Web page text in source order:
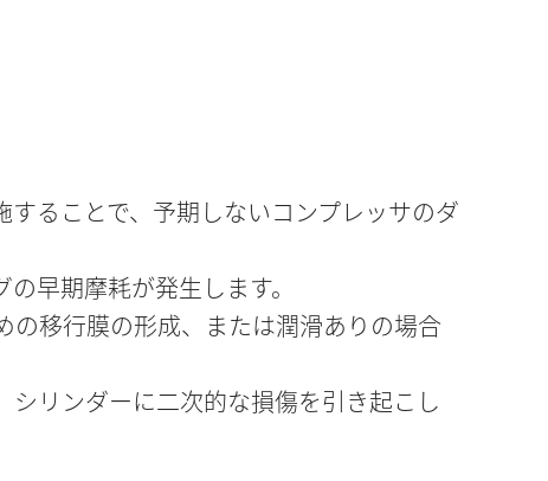
ることで、予期しないコンプレッサのダ
早期摩耗が発生します。
の移行膜の形成、または潤滑ありの場合
リンダーに二次的な損傷を引き起こし